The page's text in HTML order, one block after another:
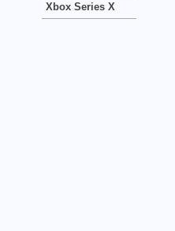
Xbox Series X